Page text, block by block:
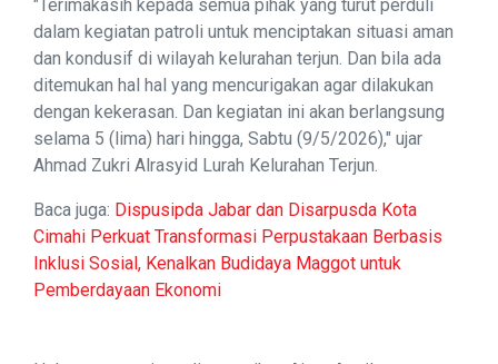
"Terimakasih kepada semua pihak yang turut perduli
dalam kegiatan patroli untuk menciptakan situasi aman
dan kondusif di wilayah kelurahan terjun. Dan bila ada
ditemukan hal hal yang mencurigakan agar dilakukan
dengan kekerasan. Dan kegiatan ini akan berlangsung
selama 5 (lima) hari hingga, Sabtu (9/5/2026)," ujar
Ahmad Zukri Alrasyid Lurah Kelurahan Terjun.
Baca juga: Dispusipda Jabar dan Disarpusda Kota
Cimahi Perkuat Transformasi Perpustakaan Berbasis
Inklusi Sosial, Kenalkan Budidaya Maggot untuk
Pemberdayaan Ekonomi